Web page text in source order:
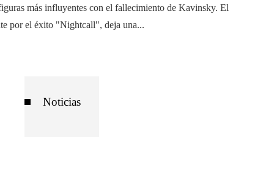
más influyentes con el fallecimiento de Kavinsky. El
por el éxito "Nightcall", deja una...
Noticias